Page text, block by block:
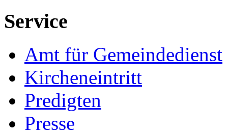
Service
Amt für Gemeindedienst
Kircheneintritt
Predigten
Presse